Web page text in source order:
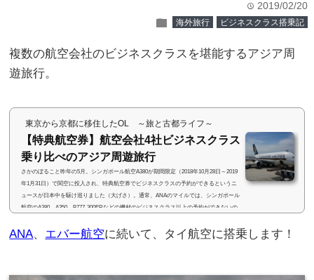
time 2019/02/20
folder 海外旅行 ビジネスクラス搭乗記
複数の航空会社のビジネスクラスを堪能するアジア周
遊旅行。
東京から京都に移住したOL ～旅と古都ライフ～
【特典航空券】航空会社4社ビジネスクラス
乗り比べのアジア周遊旅行
さかのぼること昨年の5月。シンガポール航空A380が期間限定（2018年10月28日～2019
年1月31日）で関空に投入され、特典航空券でビジネスクラスの予約ができるというニ
ュースが日本中を駆け巡りました（大げさ）。通常、ANAのマイルでは、シンガポール
航空のA380、A350、B777-300ERなどの機材のビジネスクラス以上の予約ができないの
も慌てて旅程を組んで、発券しました(・∀・)(adsbygoogle = window.adsbygoogle || ).pus
ANA、 エバー航空に続いて、タイ航空に搭乗します！